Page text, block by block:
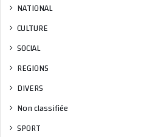
NATIONAL
CULTURE
SOCIAL
REGIONS
DIVERS
Non classifiée
SPORT